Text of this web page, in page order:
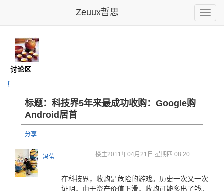
Toggle
Zeuux哲思
- 讨论区
页
标题：科技界5年来最成功收购：Google购
Android居首
分享
冯莹 楼主2011年04月21日 星期四 08:20
在科技界，收购是危险的游戏。历史一次又一次
证明，由于资产价值下滑，收购可能多出了钱。